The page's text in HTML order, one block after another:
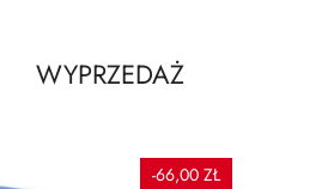
WYPRZEDAŻ
-66,00 ZŁ